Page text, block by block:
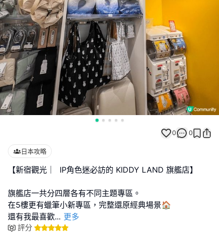
0 0
日本攻略
【新宿觀光｜ IP角色迷必訪的 KIDDY LAND 旗艦店】
旗艦店一共分四層各有不同主題專區。
在5樓更有蠟筆小新專區，完整還原經典場景🏠
還有我最喜歡... 更多
評分